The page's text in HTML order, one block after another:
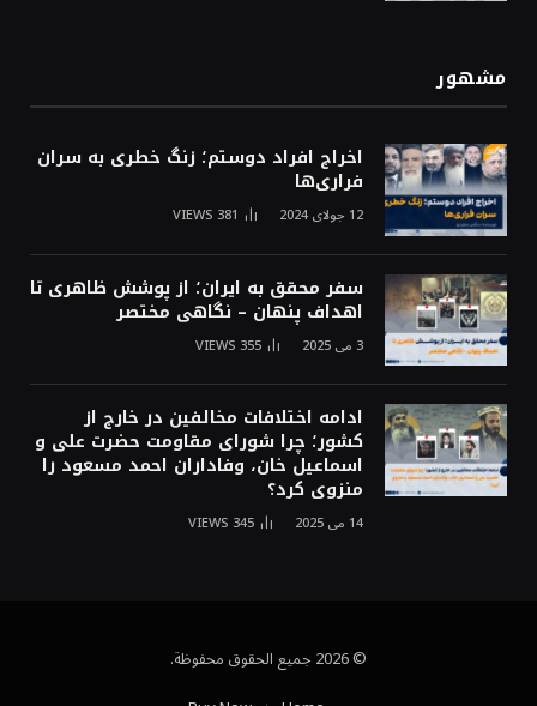
مشهور
اخراج افراد دوستم؛ زنگ خطری به سران
فراری‌ها
12 جولای 2024 381
VIEWS
سفر محقق به ایران؛ از پوشش ظاهری تا
اهداف پنهان – نگاهی مختصر
3 می 2025 355
VIEWS
ادامه اختلافات مخالفین در خارج از
کشور؛ چرا شورای مقاومت حضرت علی و
اسماعیل خان، وفاداران احمد مسعود را
منزوی کرد؟
14 می 2025 345
VIEWS
© 2026 جميع الحقوق محفوظة.